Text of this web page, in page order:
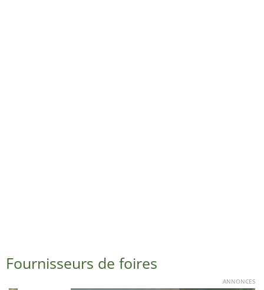
Fournisseurs de foires
ANNONCES